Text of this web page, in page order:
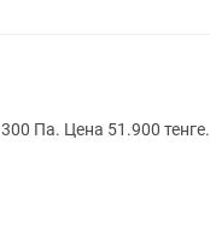
Па. Цена 51.900 тенге.